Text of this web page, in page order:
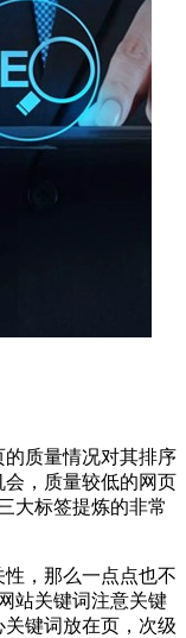
质量情况对其排序
，质量较低的网页
大标签提炼的非常
，那么一点点也不
站关键词注意关键
键词放在页，次级